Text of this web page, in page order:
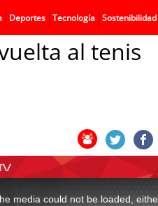
Deportes Tecnología Sostenibilidad
al tenis
media could not be loaded,